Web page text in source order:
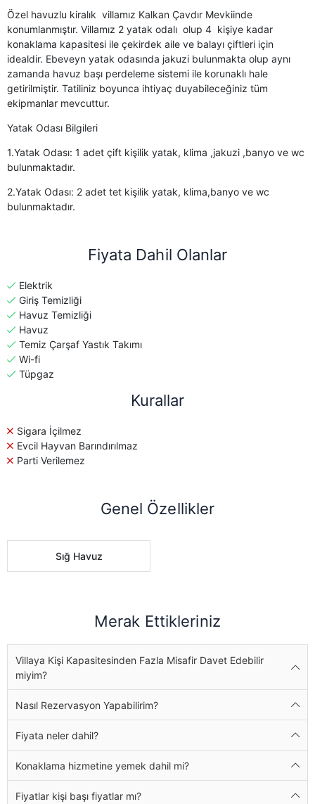
Özel havuzlu kiralık villamız Kalkan Çavdır Mevkiinde
konumlanmıştır. Villamız 2 yatak odalı olup 4 kişiye kadar
konaklama kapasitesi ile çekirdek aile ve balayı çiftleri için
idealdir. Ebeveyn yatak odasında jakuzi bulunmakta olup aynı
zamanda havuz başı perdeleme sistemi ile korunaklı hale
getirilmiştir. Tatiliniz boyunca ihtiyaç duyabileceğiniz tüm
ekipmanlar mevcuttur.
Yatak Odası Bilgileri
1.Yatak Odası: 1 adet çift kişilik yatak, klima ,jakuzi ,banyo ve wc
bulunmaktadır.
2.Yatak Odası: 2 adet tet kişilik yatak, klima,banyo ve wc
bulunmaktadır.
Fiyata Dahil Olanlar
Elektrik
Giriş Temizliği
Havuz Temizliği
Havuz
Temiz Çarşaf Yastık Takımı
Wi-fi
Tüpgaz
Kurallar
Sigara İçilmez
Evcil Hayvan Barındırılmaz
Parti Verilemez
Genel Özellikler
Sığ Havuz
Merak Ettikleriniz
Villaya Kişi Kapasitesinden Fazla Misafir Davet Edebilir
miyim?
Nasıl Rezervasyon Yapabilirim?
Fiyata neler dahil?
Konaklama hizmetine yemek dahil mi?
Fiyatlar kişi başı fiyatlar mı?